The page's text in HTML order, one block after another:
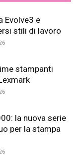
Evolve3 e
stili di lavoro
stampanti
la nuova serie
per la stampa